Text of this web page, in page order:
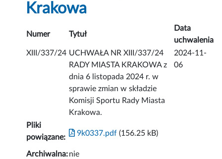
Krakowa
Numer Tytuł
Data
uchwalenia
XIII/337/24 UCHWAŁA NR XIII/337/24
RADY MIASTA KRAKOWA z
dnia 6 listopada 2024 r. w
sprawie zmian w składzie
Komisji Sportu Rady Miasta
Krakowa.
2024-11-
06
Pliki
powiązane:
9k0337.pdf (156.25 kB)
Archiwalna:nie